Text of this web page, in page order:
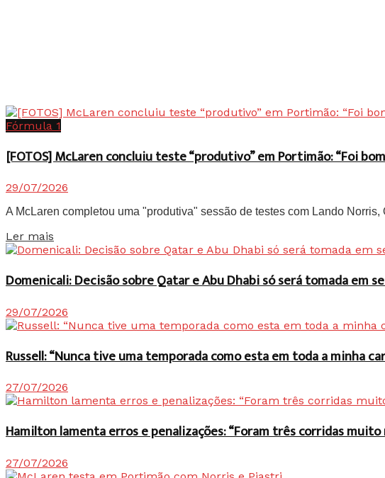
Fórmula 1
[FOTOS] McLaren concluiu teste “produtivo” em Portimão: “Foi
29/07/2026
A McLaren completou uma "produtiva" sessão de testes com Lando
Ler mais
Domenicali: Decisão sobre Qatar e Abu Dhabi só será tomada em
29/07/2026
Russell: “Nunca tive uma temporada como esta em toda a minha
27/07/2026
Hamilton lamenta erros e penalizações: “Foram três corridas muito
27/07/2026